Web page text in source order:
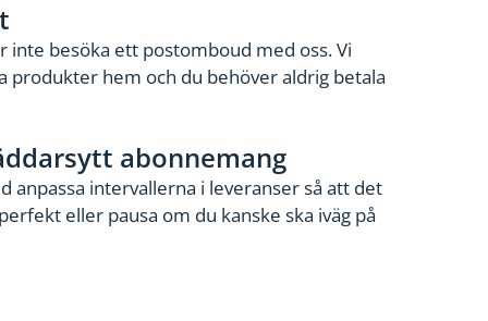
inte besöka ett postomboud med oss. Vi
produkter hem och du behöver aldrig betala
abonnemang
anpassa intervallerna i leveranser så att det
eller pausa om du kanske ska iväg på